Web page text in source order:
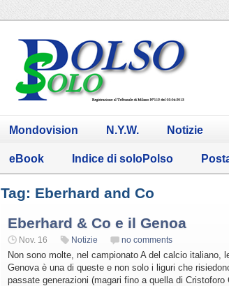
Mondovision N.Y.W. Notizie
eBook Indice di soloPolso
Tag: Eberhard and Co
Eberhard & Co e il Genoa
Nov. 16 Notizie no comments
Non sono molte, nel campionato A del calcio italiano,
Genova è una di queste e non solo i liguri che
passate generazioni (magari fino a quella di